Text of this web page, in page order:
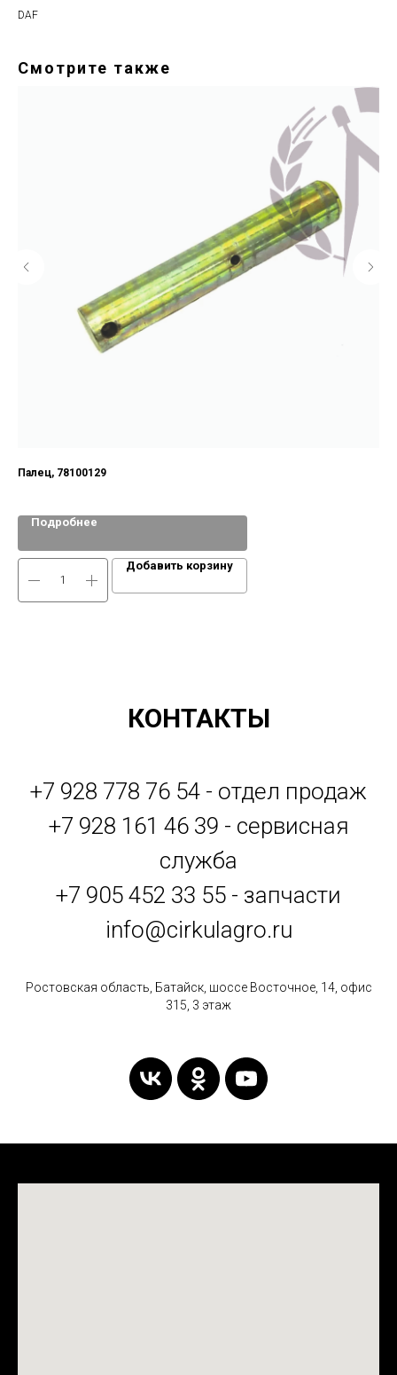
DAF
Смотрите также
Палец, 78100129
Подробнее
Добавить корзину
КОНТАКТЫ
+7 928 778 76 54 - отдел продаж
+7 928 161 46 39 - сервисная
служба
+7 905 452 33 55 - запчасти
info@cirkulagro.ru
Ростовская область, Батайск, шоссе Восточное, 14, офис
315, 3 этаж